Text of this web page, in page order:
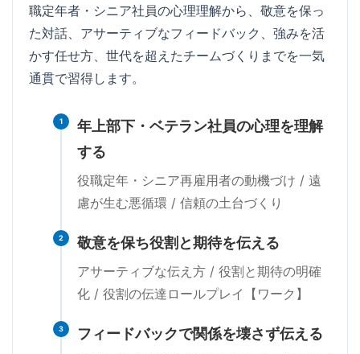
職定年者・シニア社員の心理理解から、敬意を保っ
た対話、アサーティブなフィードバック、強みを活
かす任せ方、世代を超えたチームづくりまでを一気
通貫で習得します。
1
年上部下・ベテラン社員の心理を理解
する
役職定年・シニア再雇用者の動機づけ / 遠
慮が生む悪循環 / 信頼の土台づくり
2 敬意を保ち役割と期待を伝える
アサーティブな伝え方 / 役割と期待の明確
化 / 役割の伝達ロールプレイ【ワーク】
3 フィードバックで関係を壊さず伝える